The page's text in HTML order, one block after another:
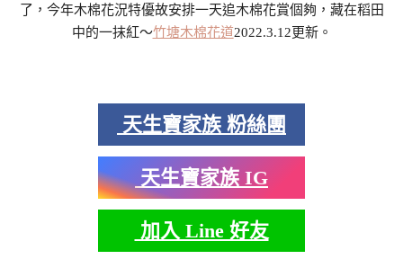
了，今年木棉花況特優故安排一天追木棉花賞個夠，藏在稻田
中的一抹紅～竹塘木棉花道2022.3.12更新。
天生寶家族 粉絲團
天生寶家族 IG
加入 Line 好友